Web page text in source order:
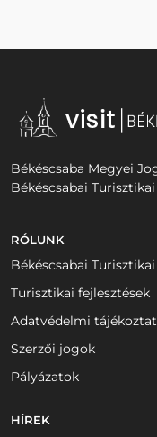
Békéscsaba Megyei
Békéscsabai
RÓLUNK
Békéscsabai
Turisztikai fejlesztések
Adatvédelmi
Szerzői jogok
Pályázatok
HÍREK